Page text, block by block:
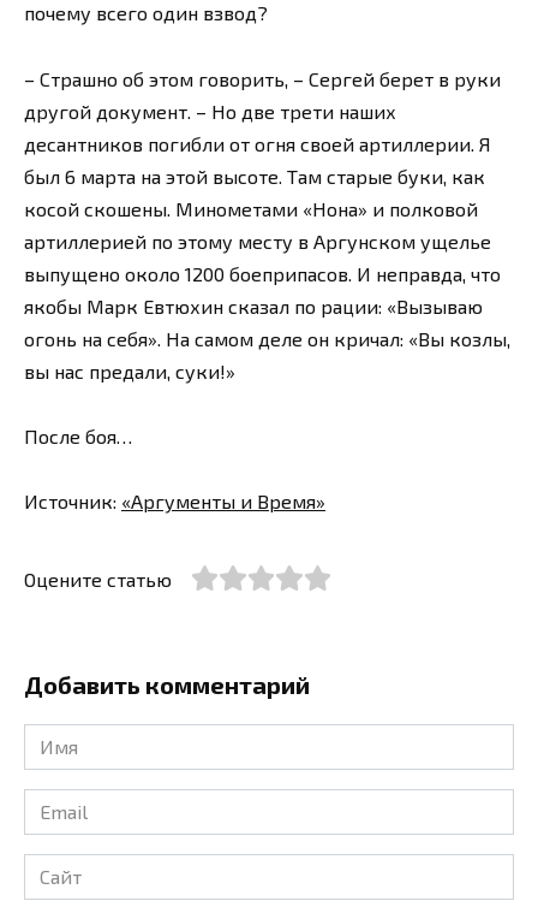
почему всего один взвод?
– Страшно об этом говорить, – Сергей берет в руки
другой документ. – Но две трети наших
десантников погибли от огня своей артиллерии. Я
был 6 марта на этой высоте. Там старые буки, как
косой скошены. Минометами «Нона» и полковой
артиллерией по этому месту в Аргунском ущелье
выпущено около 1200 боеприпасов. И неправда, что
якобы Марк Евтюхин сказал по рации: «Вызываю
огонь на себя». На самом деле он кричал: «Вы козлы,
вы нас предали, суки!»
После боя…
Источник: «Аргументы и Время»
Оцените статью
Добавить комментарий
Имя
*
Email
*
Сайт